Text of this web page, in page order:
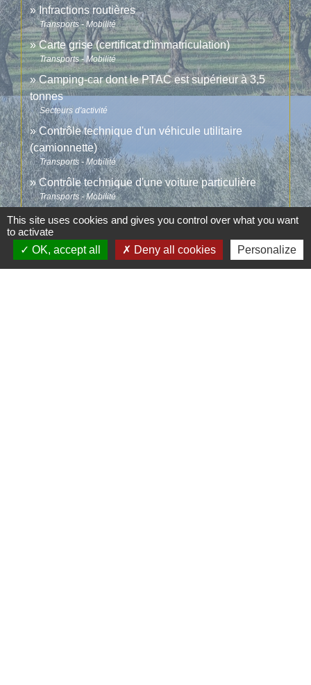
Infractions routières
Transports - Mobilité
Carte grise (certificat d'immatriculation)
Transports - Mobilité
Camping-car dont le PTAC est supérieur à 3,5
tonnes
Secteurs d'activité
Contrôle technique d'un véhicule utilitaire
(camionnette)
Transports - Mobilité
Contrôle technique d'une voiture particulière
Transports - Mobilité
Pour en savoir plus
This site uses cookies and gives you control over what you want
to activate
OK, accept all
Deny all cookies Personalize